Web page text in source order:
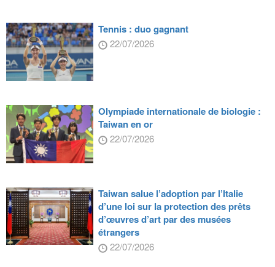
Tennis : duo gagnant
22/07/2026
Olympiade internationale de biologie :
Taiwan en or
22/07/2026
Taiwan salue l’adoption par l’Italie
d’une loi sur la protection des prêts
d’œuvres d’art par des musées
étrangers
22/07/2026